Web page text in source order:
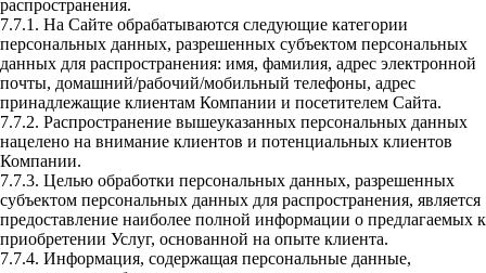
распространения.
7.7.1. На Сайте обрабатываются следующие категории
персональных данных, разрешенных субъектом персональных
данных для распространения: имя, фамилия, адрес электронной
почты, домашний/рабочий/мобильный телефоны, адрес
принадлежащие клиентам Компании и посетителем Сайта.
7.7.2. Распространение вышеуказанных персональных данных
нацелено на внимание клиентов и потенциальных клиентов
Компании.
7.7.3. Целью обработки персональных данных, разрешенных
субъектом персональных данных для распространения, является
предоставление наиболее полной информации о предлагаемых к
приобретении Услуг, основанной на опыте клиента.
7.7.4. Информация, содержащая персональные данные,